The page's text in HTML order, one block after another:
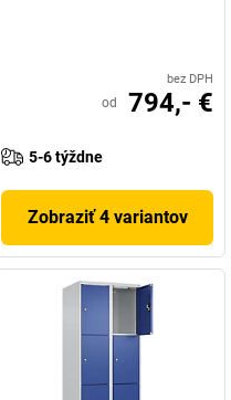
bez DPH
od 794,- €
5-6 týždne
Zobraziť 4 variantov